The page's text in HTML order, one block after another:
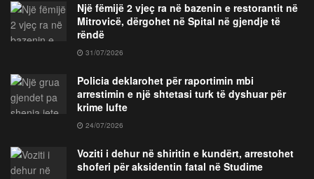
Një fëmijë 2 vjeç ra në bazenin e restorantit në
Mitrovicë, dërgohet në Spital në gjendje të
rëndë
31/07/2026
Policia deklarohet për raportimin mbi
arrestimin e një shtetasi turk të dyshuar për
krime lufte
24/07/2026
Voziti i dehur në shiritin e kundërt, arrestohet
shoferi për aksidentin fatal në Studime